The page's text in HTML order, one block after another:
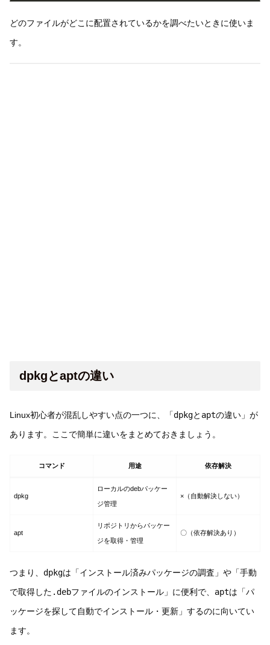
どのファイルがどこに配置されているかを調べたいときに使いま
す。
dpkgとaptの違い
Linux初心者が混乱しやすい点の一つに、「dpkgと aptの違い」が
あります。ここで簡単に違いをまとめておきましょう。
コマンド 用途 依存解決
dpkg
ローカルのdebパッケー
ジ管理
×（自動解決しない）
apt
リポジトリからパッケー
ジを取得・管理
〇（依存解決あり）
つまり、 dpkgは「インストール済みパッケージの調査」や「手動
で取得した .debファイルのインストール」に便利で、 aptは「パ
ッケージを探して自動でインストール・更新」するのに向いてい
ます。